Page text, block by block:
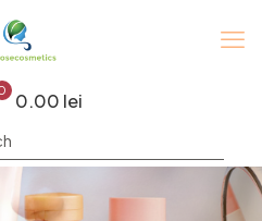
0.00 lei